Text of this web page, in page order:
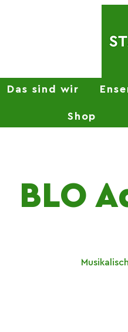
Das sind wir
Shop
BLO